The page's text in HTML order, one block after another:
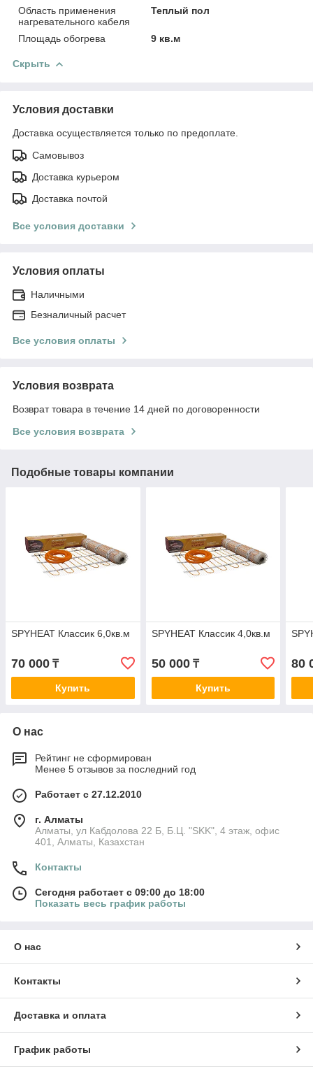
Область применения
нагревательного кабеля
Теплый пол
Площадь обогрева 9 кв.м
Скрыть
Условия доставки
Доставка осуществляется только по предоплате.
Самовывоз
Доставка курьером
Доставка почтой
Все условия доставки
Условия оплаты
Наличными
Безналичный расчет
Все условия оплаты
Условия возврата
Возврат товара в течение 14 дней по договоренности
Все условия возврата
Подобные товары компании
SPYHEAT Классик 6,0кв.м
70 000 ₸
Купить
SPYHEAT Классик 4,0кв.м
50 000₸
Купить
80
О нас
Рейтинг не сформирован
Менее 5 отзывов за последний год
Работает с 27.12.2010
г. Алматы
Алматы, ул Кабдолова 22 Б, Б.Ц. "SKK", 4 этаж, офис
401, Алматы, Казахстан
Контакты
Сегодня работает с 09:00 до 18:00
Показать весь график работы
О нас
Контакты
Доставка и оплата
График работы